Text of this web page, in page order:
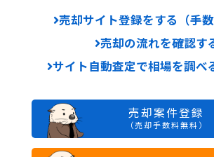
売却サイト登録をする（手数
売却の流れを確認す
サイト自動査定で相場を調べ
売却案件登録
（売却手数料無料）